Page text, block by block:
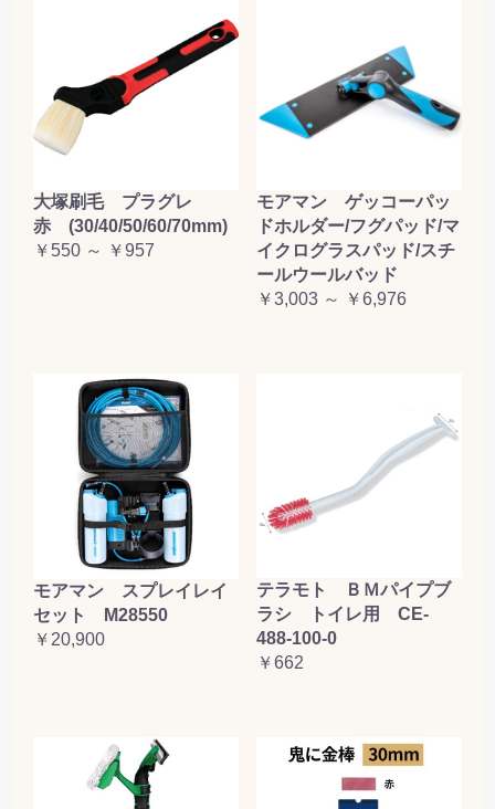
大塚刷毛 プラグレ
赤 (30/40/50/60/70mm)
￥550 ～ ￥957
モアマン ゲッコーパッ
ドホルダー/フグパッド/マ
イクログラスパッド/スチ
ールウールバッド
￥3,003 ～ ￥6,976
モアマン スプレイレイ
セット M28550
￥20,900
テラモト ＢＭパイプブ
ラシ トイレ用 CE-
488-100-0
￥662